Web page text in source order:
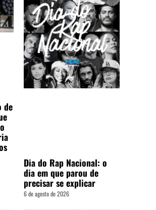
de
Dia do Rap Nacional: o
dia em que parou de
precisar se explicar
6 de agosto de 2026